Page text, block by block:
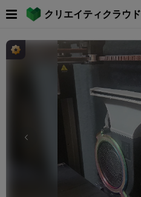
クリエイティクラウド